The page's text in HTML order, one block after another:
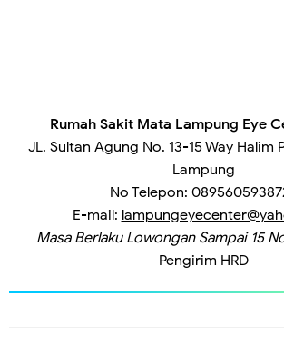
Rumah Sakit Mata Lampung Eye
JL. Sultan Agung No. 13-15 Way Halim
Lampung
No Telepon:
E-mail:
Masa Berlaku Lowongan Sampai 15
Pengirim HRD